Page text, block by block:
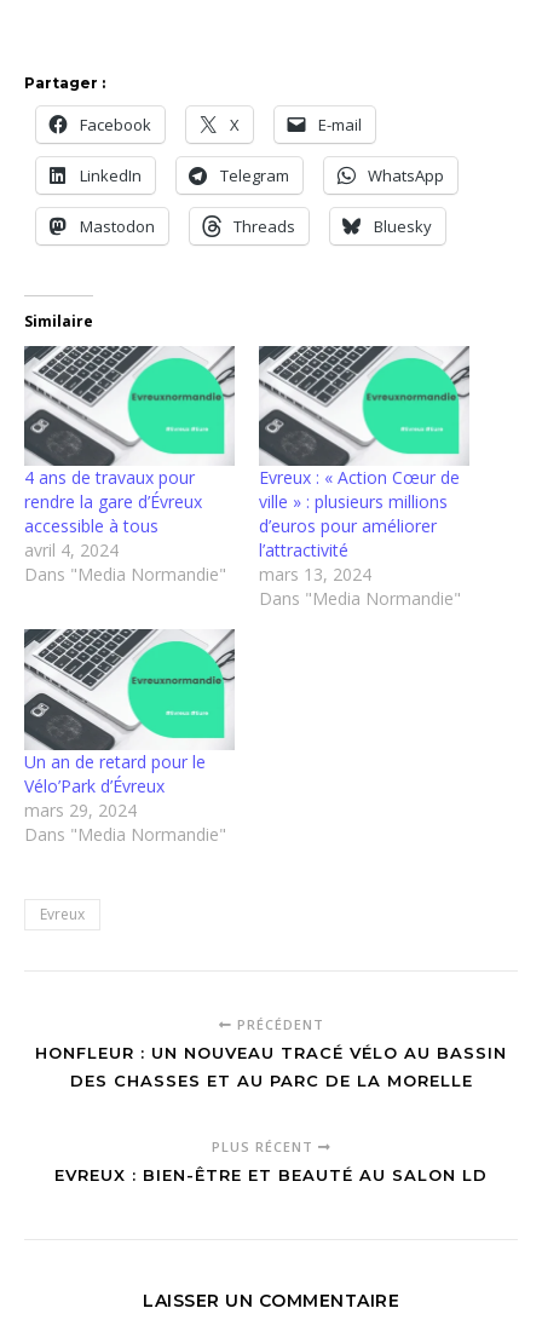
Partager :
Facebook X E-mail
LinkedIn Telegram WhatsApp
Mastodon Threads Bluesky
Similaire
4 ans de travaux pour
rendre la gare d’Évreux
accessible à tous
avril 4, 2024
Dans "Media Normandie"
Evreux : « Action Cœur de
ville » : plusieurs millions
d’euros pour améliorer
l’attractivité
mars 13, 2024
Dans "Media Normandie"
Un an de retard pour le
Vélo’Park d’Évreux
mars 29, 2024
Dans "Media Normandie"
Evreux
PRÉCÉDENT
HONFLEUR : UN NOUVEAU TRACÉ VÉLO AU BASSIN
DES CHASSES ET AU PARC DE LA MORELLE
PLUS RÉCENT
EVREUX : BIEN-ÊTRE ET BEAUTÉ AU SALON LD
LAISSER UN COMMENTAIRE